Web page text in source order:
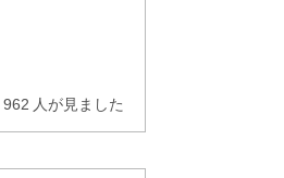
962 人が見ました